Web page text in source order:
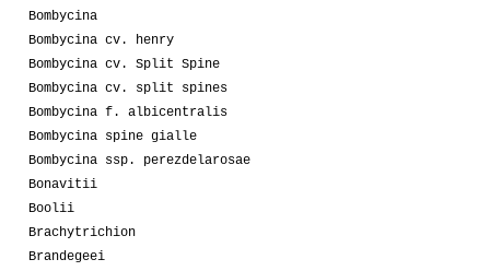
Bombycina
Bombycina cv. henry
Bombycina cv. Split Spine
Bombycina cv. split spines
Bombycina f. albicentralis
Bombycina spine gialle
Bombycina ssp. perezdelarosae
Bonavitii
Boolii
Brachytrichion
Brandegeei